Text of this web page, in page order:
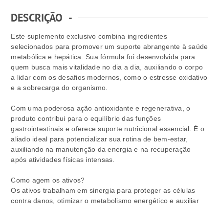
DESCRIÇÃO -
Este suplemento exclusivo combina ingredientes
selecionados para promover um suporte abrangente à saúde
metabólica e hepática. Sua fórmula foi desenvolvida para
quem busca mais vitalidade no dia a dia, auxiliando o corpo
a lidar com os desafios modernos, como o estresse oxidativo
e a sobrecarga do organismo.
Com uma poderosa ação antioxidante e regenerativa, o
produto contribui para o equilíbrio das funções
gastrointestinais e oferece suporte nutricional essencial. É o
aliado ideal para potencializar sua rotina de bem-estar,
auxiliando na manutenção da energia e na recuperação
após atividades físicas intensas.
Como agem os ativos?
Os ativos trabalham em sinergia para proteger as células
contra danos, otimizar o metabolismo energético e auxiliar